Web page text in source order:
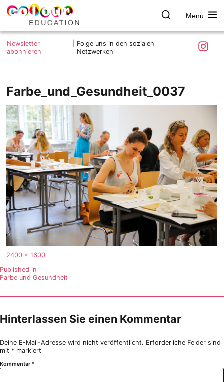
Skip
colour.education
Farbe
entdecken
Menu
Was ist colour.education?
Ziele und Mitmachen
Impressum
Newsletter
abonnieren
Folge uns in den sozialen
Netzwerken
Farbe_und_Gesundheit_0037
Full
2400 × 1600
Beitragsnavigation
Published in
Farbe und Gesundheit
Hinterlassen Sie einen Kommentar
Deine E-Mail-Adresse wird nicht veröffentlicht. Erforderliche Felder sind
mit * markiert
Kommentar *